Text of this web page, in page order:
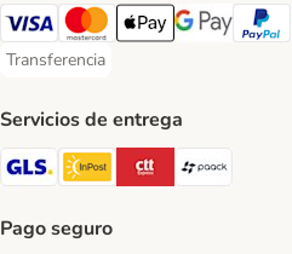
Visa Payment Method
Mastercard Payment Method
Apple Pay Payment
Google PayPayPal
Transferencia
Transferencia Payment Method
Servicios de entrega
GLS Shipping Method
InPost Shipping Method
CTTExpress
paack
Pago seguro